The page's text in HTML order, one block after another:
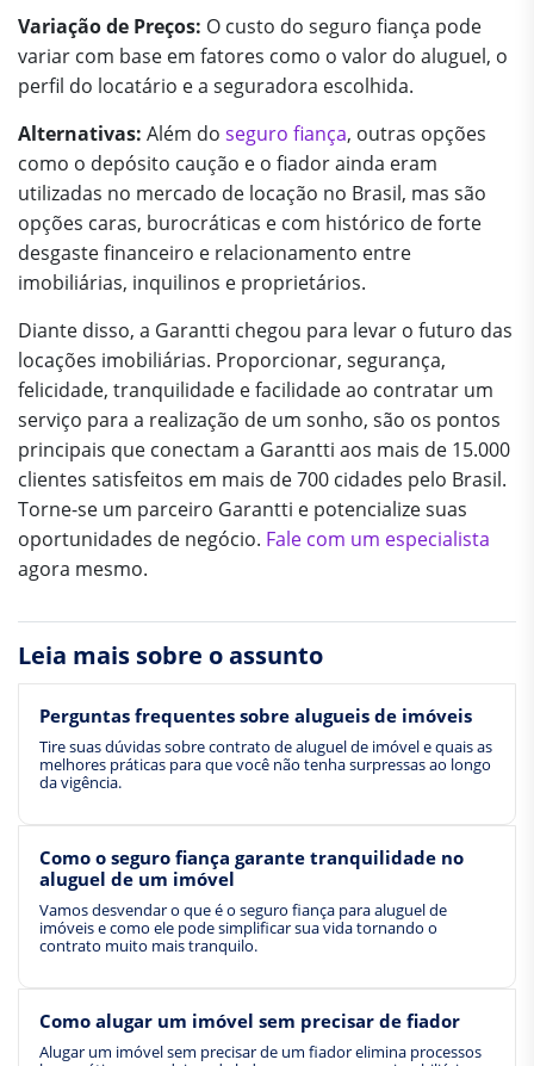
Variação de Preços: O custo do seguro fiança pode
variar com base em fatores como o valor do aluguel, o
perfil do locatário e a seguradora escolhida.
Alternativas: Além do seguro fiança, outras opções
como o depósito caução e o fiador ainda eram
utilizadas no mercado de locação no Brasil, mas são
opções caras, burocráticas e com histórico de forte
desgaste financeiro e relacionamento entre
imobiliárias, inquilinos e proprietários.
Diante disso, a Garantti chegou para levar o futuro das
locações imobiliárias. Proporcionar, segurança,
felicidade, tranquilidade e facilidade ao contratar um
serviço para a realização de um sonho, são os pontos
principais que conectam a Garantti aos mais de 15.000
clientes satisfeitos em mais de 700 cidades pelo Brasil.
Torne-se um parceiro Garantti e potencialize suas
oportunidades de negócio. Fale com um especialista
agora mesmo.
Leia mais sobre o assunto
Perguntas frequentes sobre alugueis de imóveis
Tire suas dúvidas sobre contrato de aluguel de imóvel e quais as
melhores práticas para que você não tenha surpressas ao longo
da vigência.
Como o seguro fiança garante tranquilidade no
aluguel de um imóvel
Vamos desvendar o que é o seguro fiança para aluguel de
imóveis e como ele pode simplificar sua vida tornando o
contrato muito mais tranquilo.
Como alugar um imóvel sem precisar de fiador
Alugar um imóvel sem precisar de um fiador elimina processos